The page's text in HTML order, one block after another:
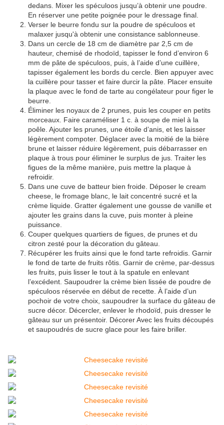
dedans. Mixer les spéculoos jusqu’à obtenir une poudre.
En réserver une petite poignée pour le dressage final.
Verser le beurre fondu sur la poudre de spéculoos et
malaxer jusqu'à obtenir une consistance sablonneuse.
Dans un cercle de 18 cm de diamètre par 2,5 cm de
hauteur, chemisé de rhodoïd, tapisser le fond d’environ 6
mm de pâte de spéculoos, puis, à l’aide d’une cuillère,
tapisser également les bords du cercle. Bien appuyer avec
la cuillère pour tasser et faire durcir la pâte. Placer ensuite
la plaque avec le fond de tarte au congélateur pour figer le
beurre.
Éliminer les noyaux de 2 prunes, puis les couper en petits
morceaux. Faire caraméliser 1 c. à soupe de miel à la
poêle. Ajouter les prunes, une étoile d’anis, et les laisser
légèrement compoter. Déglacer avec la moitié de la bière
brune et laisser réduire légèrement, puis débarrasser en
plaque à trous pour éliminer le surplus de jus. Traiter les
figues de la même manière, puis mettre la plaque à
refroidir.
Dans une cuve de batteur bien froide. Déposer le cream
cheese, le fromage blanc, le lait concentré sucré et la
crème liquide. Gratter également une gousse de vanille et
ajouter les grains dans la cuve, puis monter à pleine
puissance.
Couper quelques quartiers de figues, de prunes et du
citron zesté pour la décoration du gâteau.
Récupérer les fruits ainsi que le fond tarte refroidis. Garnir
le fond de tarte de fruits rôtis. Garnir de crème, par-dessus
les fruits, puis lisser le tout à la spatule en enlevant
l’excédent. Saupoudrer la crème bien lissée de poudre de
spéculoos réservée en début de recette. À l’aide d’un
pochoir de votre choix, saupoudrer la surface du gâteau de
sucre décor. Décercler, enlever le rhodoïd, puis dresser le
gâteau sur un présentoir. Décorer Avec les fruits découpés
et saupoudrés de sucre glace pour les faire briller.